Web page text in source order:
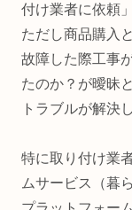
付け業者に依頼
ただし商品購入
故障した際工事
たのか？が曖昧
トラブルが解決
特に取り付け業
ムサービス（暮